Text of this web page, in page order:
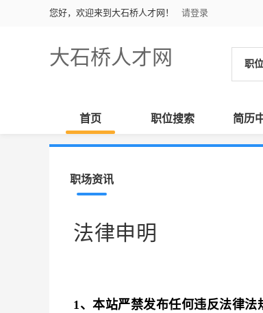
您好，欢迎来到大石桥人才网！ 请登录
大石桥人才网 职位
首页 职位搜索 简历
职场资讯
法律申明
1、本站严禁发布任何违反法律法